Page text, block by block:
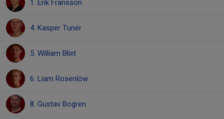
1. Erik Fransson
4. Kasper Tunér
5. William Blixt
6. Liam Rosenlöw
8. Gustav Bogren